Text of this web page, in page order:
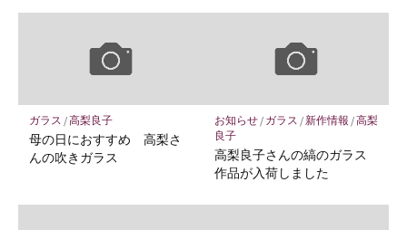
ガラス /高梨良子
母の日におすすめ 高梨さ
んの吹きガラス
お知らせ/ ガラス /新作情報 /高梨
良子
高梨良子さんの縞のガラス
作品が入荷しました